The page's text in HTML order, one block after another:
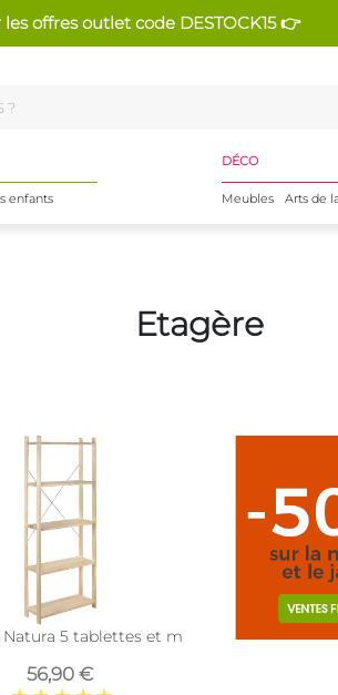
les offres outlet code DESTOCK15 👉
enfants
DÉCO
Meubles Arts de
Etagère
tablettes)
Natura 5 tablettes et montants à lattes
56,90 €